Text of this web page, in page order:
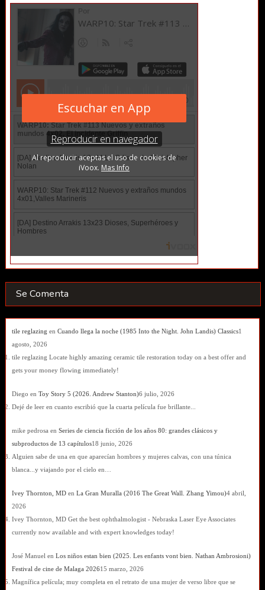
Se Comenta
tile reglazing en Cuando llega la noche (1985 Into the Night. John Landis) Classics1
agosto, 2026
tile reglazing Locate highly amazing ceramic tile restoration today on a best offer and
gets your money flowing immediately!
Diego en Toy Story 5 (2026. Andrew Stanton)6 julio, 2026
Dejé de leer en cuanto escribió que la cuarta película fue brillante...
mike pedrosa en Series de ciencia ficción de los años 80: grandes clásicos y
subproductos de 13 capítulos18 junio, 2026
Alguien sabe de una en que aparecían hombres y mujeres calvas, con una túnica
blanca...y viajando por el cielo en…
Ivey Thornton, MDen La Gran Muralla (2016 The Great Wall. Zhang Yimou)4 abril,
2026
Ivey Thornton, MD Get the best ophthalmologist - Nebraska Laser Eye Associates
currently now available and with expert knowledges today!
José Manuel en Los niños estan bien (2025. Les enfants vont bien. Nathan Ambrosioni)
Festival de cine de Malaga 202615 marzo, 2026
Magnífica película; muy completa en el retrato de una mujer de verso libre que se